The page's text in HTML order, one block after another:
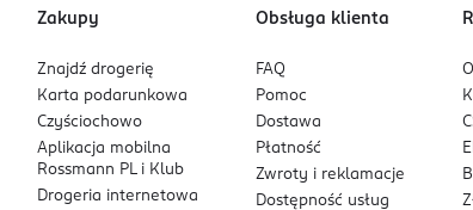
Zakupy
Znajdź drogerię
Karta podarunkowa
Czyściochowo
Aplikacja mobilna
Rossmann PL i Klub
Drogeria internetowa
Obsługa klienta
FAQ
Pomoc
Dostawa
Płatność
Zwroty i reklamacje
Dostępność usług